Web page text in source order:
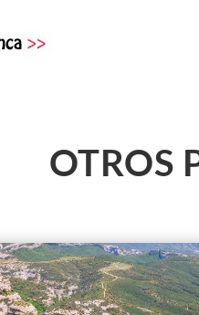
OTROS